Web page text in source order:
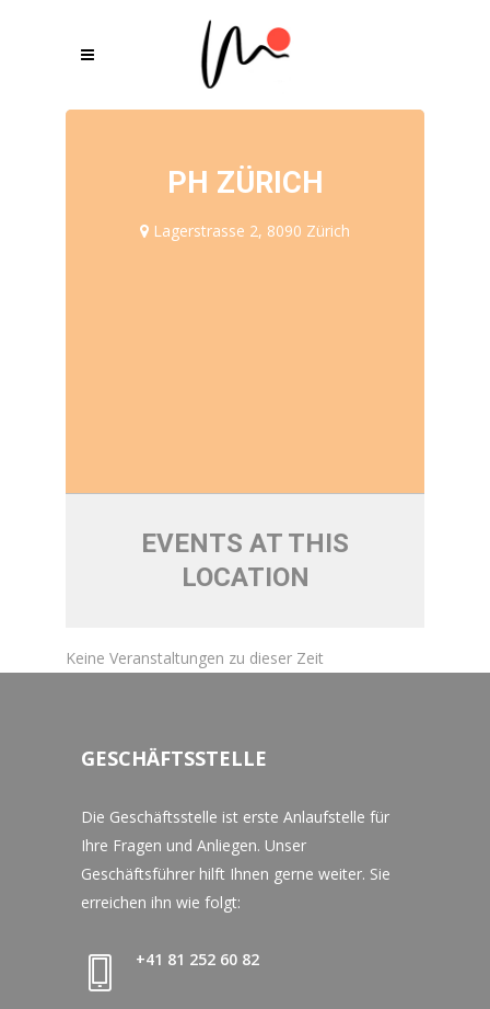
PH ZÜRICH
Lagerstrasse 2, 8090 Zürich
EVENTS AT THIS
LOCATION
Keine Veranstaltungen zu dieser Zeit
GESCHÄFTSSTELLE
Die Geschäftsstelle ist erste Anlaufstelle für
Ihre Fragen und Anliegen. Unser
Geschäftsführer hilft Ihnen gerne weiter. Sie
erreichen ihn wie folgt:
+41 81 252 60 82